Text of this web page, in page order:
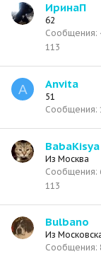
ИринаП
62
Сообщения
113
A Anvita
51
Сообщения
BabaKisya
Из Москва
Сообщения
113
Bulbano
Из
Сообщения